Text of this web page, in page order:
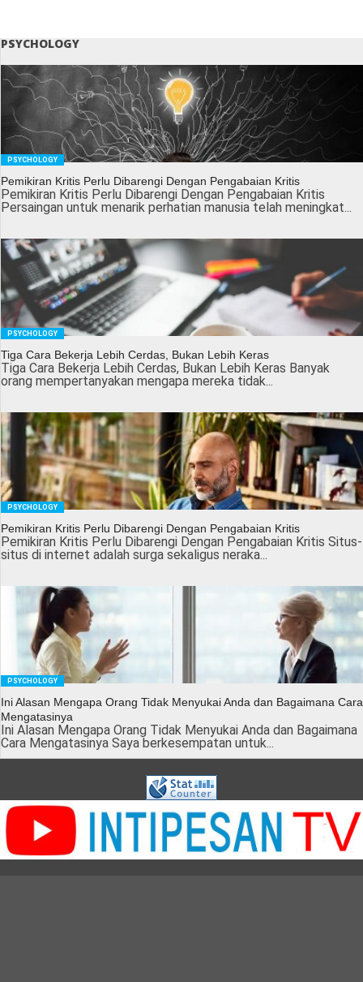
PSYCHOLOGY
PSYCHOLOGY
Pemikiran Kritis Perlu Dibarengi Dengan Pengabaian Kritis
Pemikiran Kritis Perlu Dibarengi Dengan Pengabaian Kritis
Persaingan untuk menarik perhatian manusia telah meningkat...
PSYCHOLOGY
Tiga Cara Bekerja Lebih Cerdas, Bukan Lebih Keras
Tiga Cara Bekerja Lebih Cerdas, Bukan Lebih Keras Banyak
orang mempertanyakan mengapa mereka tidak...
PSYCHOLOGY
Pemikiran Kritis Perlu Dibarengi Dengan Pengabaian Kritis
Pemikiran Kritis Perlu Dibarengi Dengan Pengabaian Kritis Situs-
situs di internet adalah surga sekaligus neraka...
PSYCHOLOGY
Ini Alasan Mengapa Orang Tidak Menyukai Anda dan Bagaimana Cara
Mengatasinya
Ini Alasan Mengapa Orang Tidak Menyukai Anda dan Bagaimana
Cara Mengatasinya Saya berkesempatan untuk...